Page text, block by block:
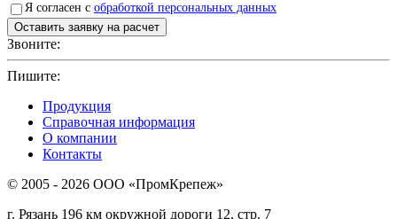
Я согласен с обработкой персональных данных
Звоните:
Пишите:
Продукция
Справочная информация
О компании
Контакты
© 2005 - 2026 OOO «ПромКрепеж»
г. Рязань 196 км окружной дороги 12, стр. 7